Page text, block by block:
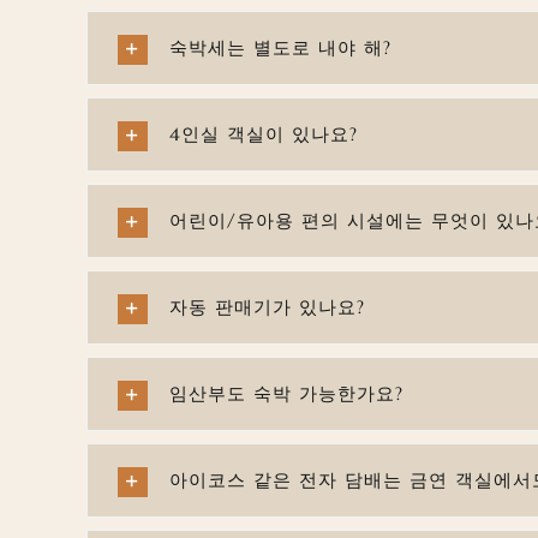
숙박세는 별도로 내야 해?
4인실 객실이 있나요?
어린이/유아용 편의 시설에는 무엇이 있나
자동 판매기가 있나요?
임산부도 숙박 가능한가요?
아이코스 같은 전자 담배는 금연 객실에서